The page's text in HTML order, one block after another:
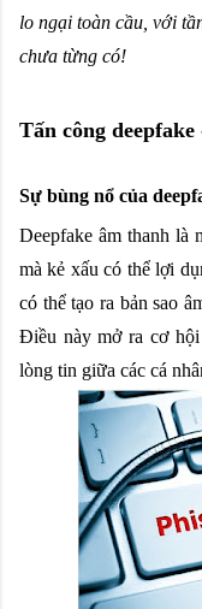
lo ngại toàn cầu, với
chưa từng có!
Tấn công
Sự bùng nổ của
Deepfake âm thanh là
mà kẻ xấu có thể lợi
có thể tạo ra bản sao
Điều này mở ra cơ hội
lòng tin giữa các cá